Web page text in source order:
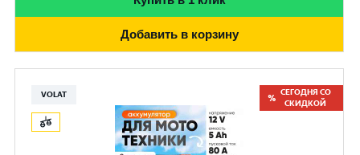
Добавить в корзину
VOLAT
СЕГОДНЯ СО
СКИДКОЙ